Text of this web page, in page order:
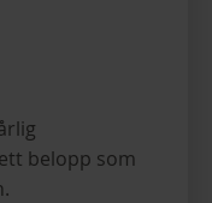
belopp som